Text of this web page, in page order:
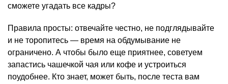
сможете угадать все кадры?
Правила просты: отвечайте честно, не подглядывайте
и не торопитесь — время на обдумывание не
ограничено. А чтобы было еще приятнее, советуем
запастись чашечкой чая или кофе и устроиться
поудобнее. Кто знает, может быть, после теста вам